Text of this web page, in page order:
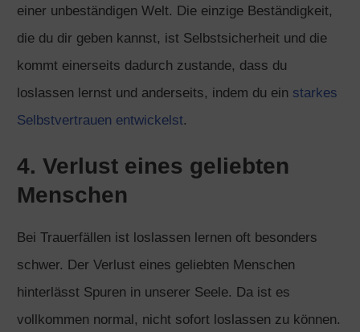
einer unbeständigen Welt. Die einzige Beständigkeit,
die du dir geben kannst, ist Selbstsicherheit und die
kommt einerseits dadurch zustande, dass du
loslassen lernst und anderseits, indem du ein starkes
Selbstvertrauen entwickelst.
4. Verlust eines geliebten
Menschen
Bei Trauerfällen ist loslassen lernen oft besonders
schwer. Der Verlust eines geliebten Menschen
hinterlässt Spuren in unserer Seele. Da ist es
vollkommen normal, nicht sofort loslassen zu können.